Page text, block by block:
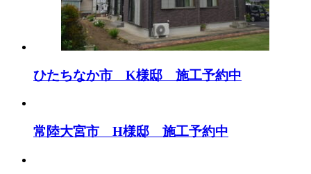
ひたちなか市 K様邸 施工予約中
常陸大宮市 H様邸 施工予約中